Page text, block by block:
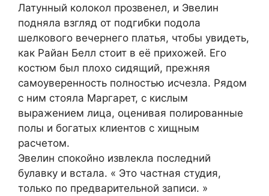
Латунный колокол прозвенел, и Эвелин
подняла взгляд от подгибки подола
шелкового вечернего платья, чтобы увидеть,
как Райан Белл стоит в её прихожей. Его
костюм был плохо сидящий, прежняя
самоуверенность полностью исчезла. Рядом
с ним стояла Маргарет, с кислым
выражением лица, оценивая полированные
полы и богатых клиентов с хищным
расчетом.
Эвелин спокойно извлекла последний
булавку и встала. « Это частная студия,
только по предварительной записи. »